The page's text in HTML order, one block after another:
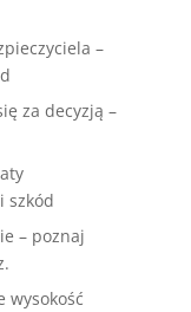
–
za decyzją –
szkód
– poznaj
wysokość